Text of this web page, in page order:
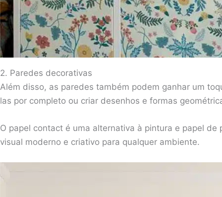
2. Paredes decorativas
Além disso, as paredes também podem ganhar um
las por completo ou criar desenhos e formas
O papel contact é uma alternativa à pintura e papel
visual moderno e criativo para qualquer ambiente.